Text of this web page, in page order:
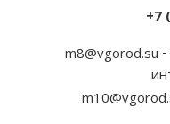
+7
m8@vgorod.su